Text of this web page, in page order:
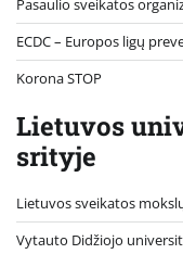
Pasaulio sveikatos
ECDC – Europos ligų
Korona STOP
Lietuvos
srityje
Lietuvos sveikatos
Vytauto Didžiojo